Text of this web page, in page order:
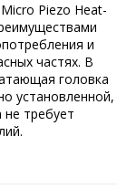
Piezo Heat-
и
частях. В
головка
установленной,
не требует